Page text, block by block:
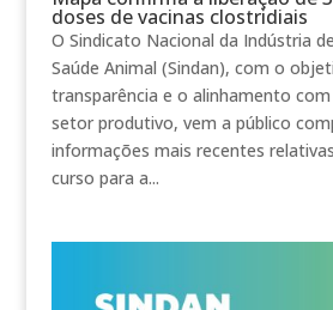
doses de vacinas clostridiais
O Sindicato Nacional da Indústria
Saúde Animal (Sindan), com o
transparência e o alinhamento
setor produtivo, vem a público
informações mais recentes
curso para a...